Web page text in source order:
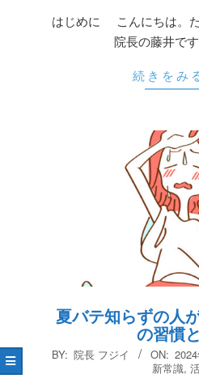
はじめに こんにちは。
院長の藤井で
続きをみ
夏バテ知らずの人
の習慣
2024-
BY: 院長 フジイ ON:
新常識,